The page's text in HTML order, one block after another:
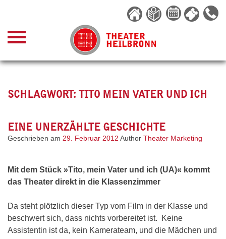
content
SCHLAGWORT: TITO MEIN VATER UND ICH
EINE UNERZÄHLTE GESCHICHTE
Geschrieben am 29. Februar 2012 Author Theater Marketing
Mit dem Stück »Tito, mein Vater und ich (UA)« kommt
das Theater direkt in die Klassenzimmer
Da steht plötzlich dieser Typ vom Film in der Klasse und
beschwert sich, dass nichts vorbereitet ist. Keine
Assistentin ist da, kein Kamerateam, und die Mädchen und